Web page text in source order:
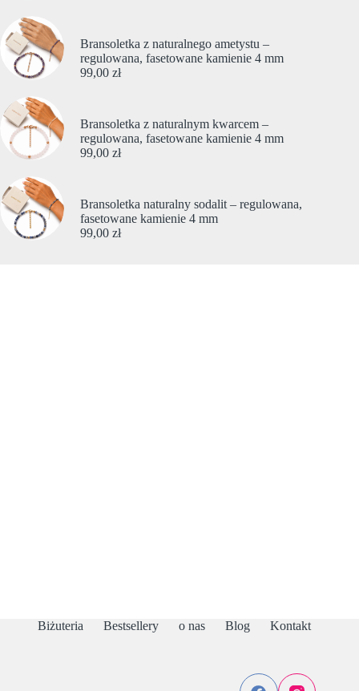
Bransoletka z naturalnego ametystu –
regulowana, fasetowane kamienie 4 mm
99,00 zł
Bransoletka z naturalnym kwarcem –
regulowana, fasetowane kamienie 4 mm
99,00 zł
Bransoletka naturalny sodalit – regulowana,
fasetowane kamienie 4 mm
99,00 zł
Biżuteria Bestsellery o nas Blog Kontakt